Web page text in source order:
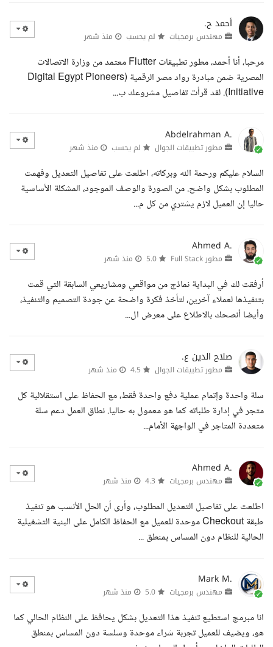
أحمد ح.
مهندس برمجيات لم يحسب منذ شهر
مرحبا، أنا أحمد، مطور تطبيقات Flutter معتمد من وزارة الاتصالات
المصرية ضمن مبادرة رواد مصر الرقمية (Digital Egypt Pioneers
Initiative). لقد قرأت تفاصيل مشروعك ب...
Abdelrahman A.
مطور تطبيقات الجوال لم يحسب منذ شهر
السلام عليكم ورحمة الله وبركاته، اطلعت على تفاصيل التعديل وفهمت
المطلوب بشكل واضح. من الصورة والوصف الموجود، المشكلة الأساسية
حاليا إن العميل لازم يشتري من كل م...
Ahmed A.
مطور Full Stack منذ شهر
أرفقت لك في البداية نماذج من مواقعي ومشاريعي السابقة التي قمت
بتنفيذها لعملاء آخرين، لتأخذ فكرة واضحة عن جودة التصميم والتنفيذ،
وأيضا أنصحك بالاطلاع على معرض ال...
صلاح الدين ع.
مطور تطبيقات الجوال منذ شهر
سلة واحدة وإتمام عملية دفع واحدة فقط، مع الحفاظ على استقلالية كل
متجر في إدارة طلباته كما هو معمول به حاليا. نطاق العمل دعم سلة
متعددة المتاجر في الواجهة الأمام...
Ahmed A.
مهندس برمجيات منذ شهر
اطلعت على تفاصيل التعديل المطلوب، وأرى أن الحل الأنسب هو تنفيذ
طبقة Checkout موحدة للعميل مع الحفاظ الكامل على البنية التشغيلية
الحالية للنظام دون المساس بمنطق ...
Mark M.
مهندس برمجيات منذ شهر
انا مبرمج استطيع تنفيذ هذا التعديل بشكل يحافظ على النظام الحالي كما
هو، ويضيف للعميل تجربة شراء موحدة وسلسة دون المساس بمنطق